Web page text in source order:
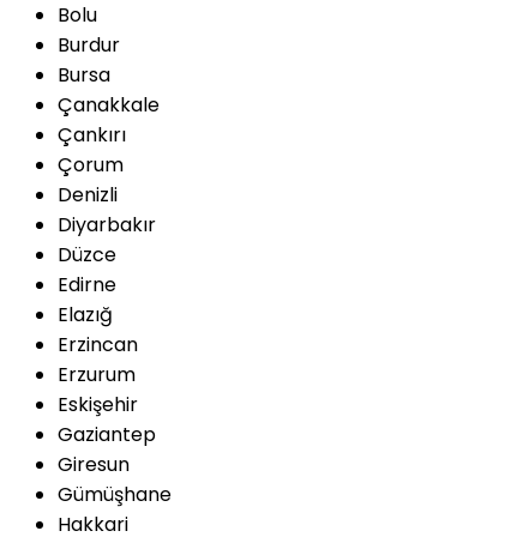
Bolu
Burdur
Bursa
Çanakkale
Çankırı
Çorum
Denizli
Diyarbakır
Düzce
Edirne
Elazığ
Erzincan
Erzurum
Eskişehir
Gaziantep
Giresun
Gümüşhane
Hakkari